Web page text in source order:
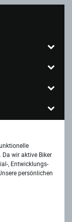
wir aktive Biker
, Entwicklungs-
persönlichen